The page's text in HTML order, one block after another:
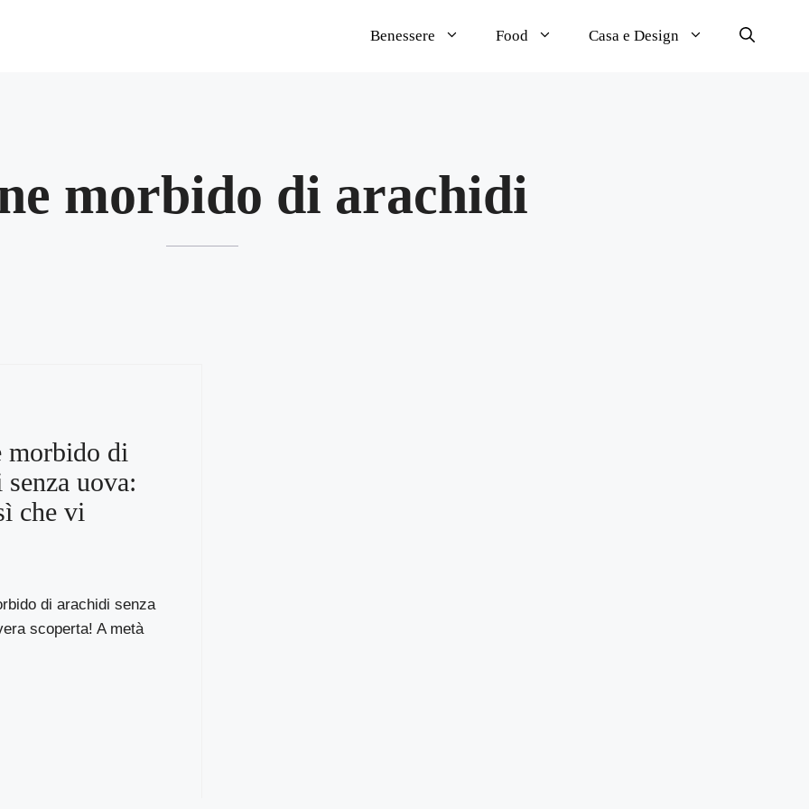
Benessere Food Casa e Design
morbido di arachidi
morbido di
uova:
che vi
di arachidi senza
scoperta! A metà